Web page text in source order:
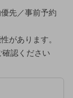
先／事前予約
があります。
認ください